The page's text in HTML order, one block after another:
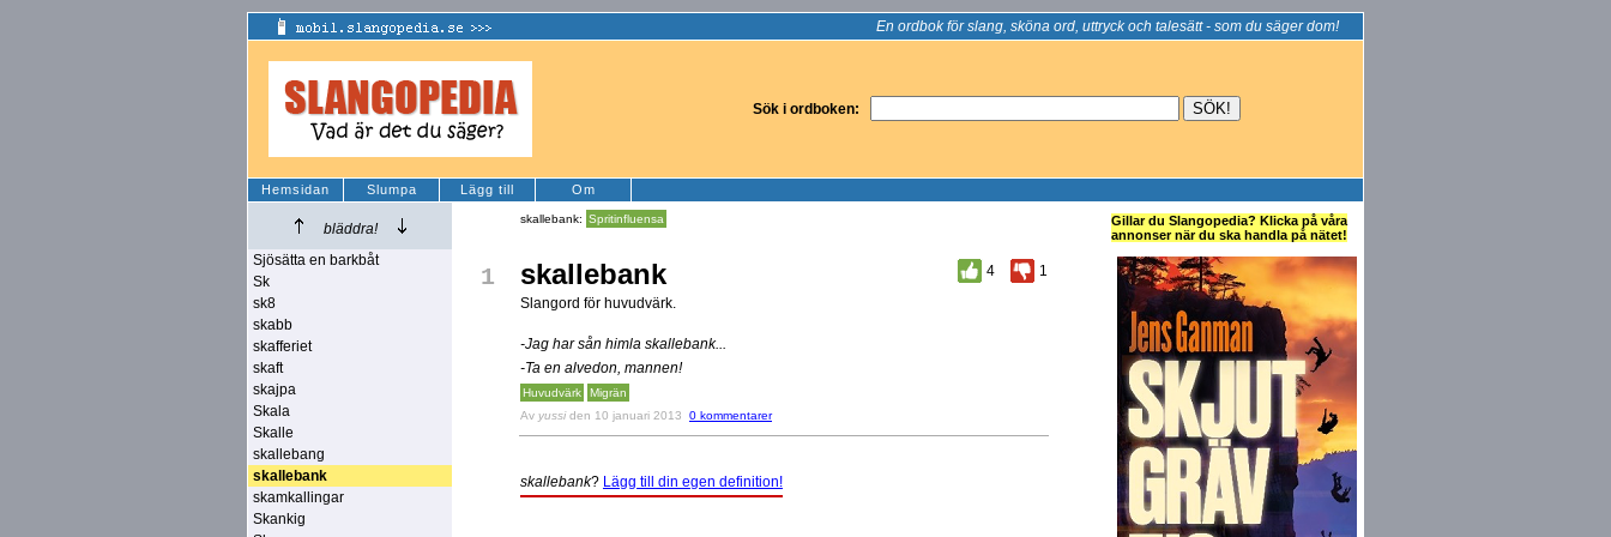
En ordbok för slang, sköna ord, uttryck och talesätt - som du säger dom!
Sök i ordboken:
Hemsidan Slumpa Lägg till Om
bläddra!
Sjösätta en barkbåt
Sk
sk8
skabb
skafferiet
skaft
skajpa
Skala
Skalle
skallebang
skallebank
skamkallingar
Skankig
skallebank: Spritinfluensa
1 skallebank 4
1
Slangord för huvudvärk.
-Jag har sån himla skallebank...
-Ta en alvedon, mannen!
Huvudvärk
Migrän
Av yussi den 10 januari 2013 0 kommentarer
skallebank? Lägg till din egen definition!
Gillar du Slangopedia? Klicka på våra
annonser när du ska handla på nätet!